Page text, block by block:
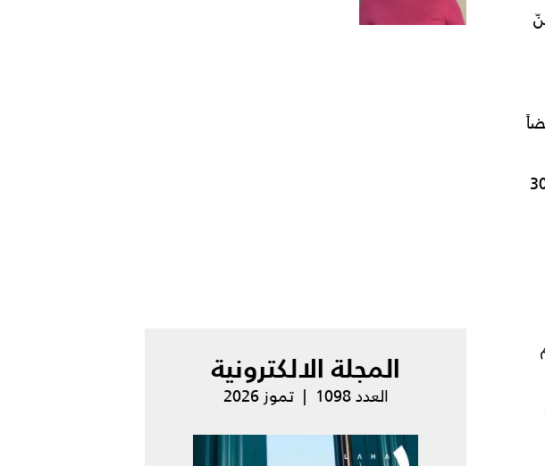
لعينة من النساء اللواتي تتراوح أعمارهن بين 30
المجلة الالكترونية
العدد 1098 | تموز 2026